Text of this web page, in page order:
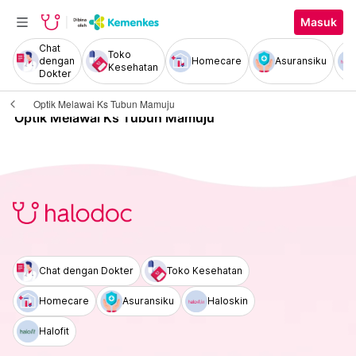
Masuk
Chat
dengan
Dokter
Toko
Kesehatan
Homecare Asuransiku
Optik Melawai Ks Tubun Mamuju
Optik Melawai Ks Tubun Mamuju
Chat dengan Dokter Toko Kesehatan
Homecare Asuransiku Haloskin
Halofit